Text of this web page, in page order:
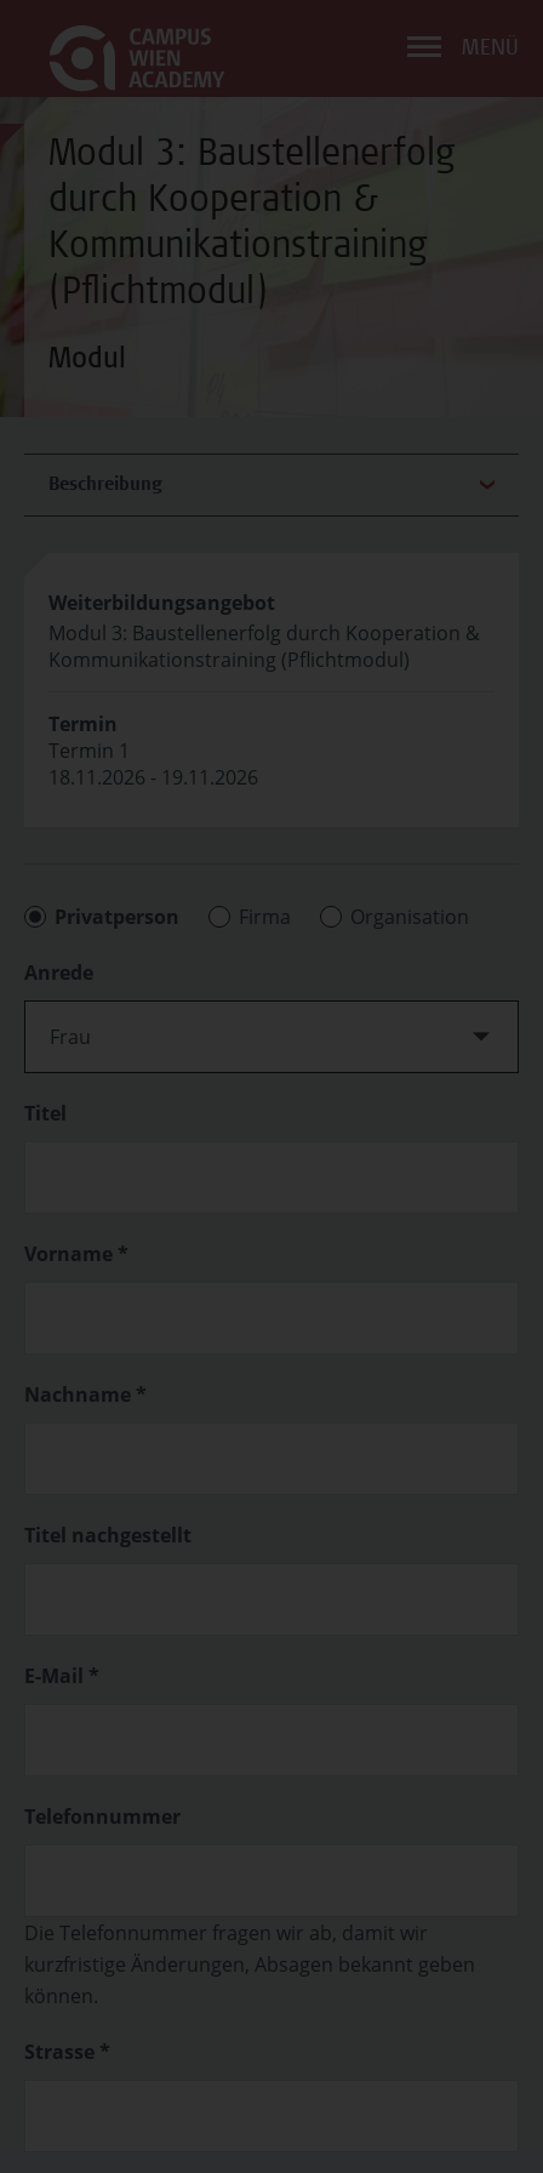
MENÜ
Modul 3: Baustellenerfolg
durch Kooperation &
Kommunikationstraining
(Pflichtmodul)
Modul
Beschreibung
Weiterbildungsangebot
Modul 3: Baustellenerfolg durch Kooperation &
Kommunikationstraining (Pflichtmodul)
Termin
Termin 1
18.11.2026 - 19.11.2026
Privatperson Firma Organisation
Anrede
Frau
Titel
Vorname *
Nachname *
Titel nachgestellt
E-Mail *
Telefonnummer
Die Telefonnummer fragen wir ab, damit wir
kurzfristige Änderungen, Absagen bekannt geben
können.
Strasse *